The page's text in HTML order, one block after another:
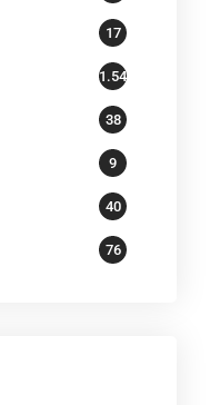
17
1.541
38
9
40
76